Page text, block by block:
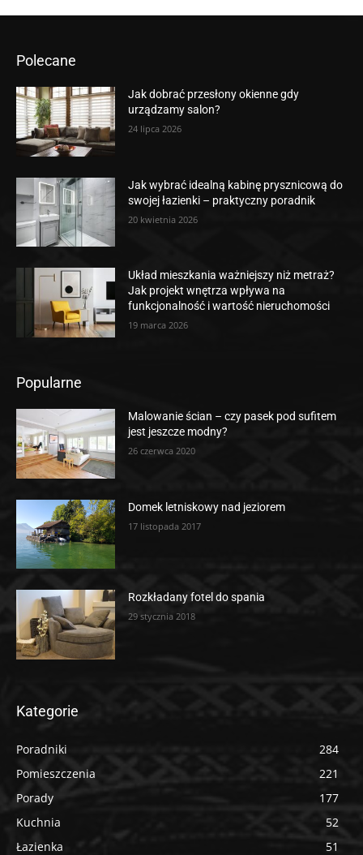
Polecane
Jak dobrać przesłony okienne gdy
urządzamy salon?
24 lipca 2026
Jak wybrać idealną kabinę prysznicową do
swojej łazienki – praktyczny poradnik
20 kwietnia 2026
Układ mieszkania ważniejszy niż metraż?
Jak projekt wnętrza wpływa na
funkcjonalność i wartość nieruchomości
19 marca 2026
Popularne
Malowanie ścian – czy pasek pod sufitem
jest jeszcze modny?
26 czerwca 2020
Domek letniskowy nad jeziorem
17 listopada 2017
Rozkładany fotel do spania
29 stycznia 2018
Kategorie
Poradniki
284
Pomieszczenia
221
Porady
177
Kuchnia
52
Łazienka
51